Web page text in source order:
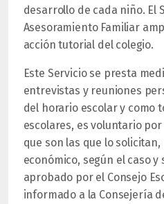
desarrollo de cada niño. El
Asesoramiento Familiar
acción tutorial del colegio.
Este Servicio se presta
entrevistas y reuniones
del horario escolar y como
escolares, es voluntario
que son las que lo
económico, según el caso
aprobado por el Consejo
informado a la Consejería